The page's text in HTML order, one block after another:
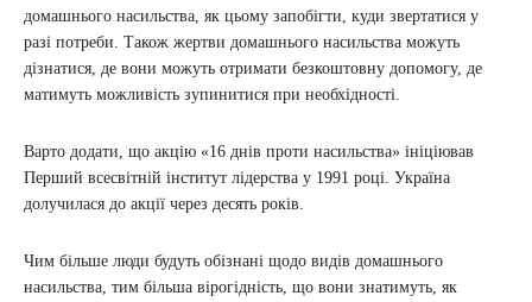
домашнього насильства, як цьому запобігти, куди звертатися у
разі потреби. Також жертви домашнього насильства можуть
дізнатися, де вони можуть отримати безкоштовну допомогу, де
матимуть можливість зупинитися при необхідності.
Варто додати, що акцію «16 днів проти насильства» ініціював
Перший всесвітній інститут лідерства у 1991 році. Україна
долучилася до акції через десять років.
Чим більше люди будуть обізнані щодо видів домашнього
насильства, тим більша вірогідність, що вони знатимуть, як